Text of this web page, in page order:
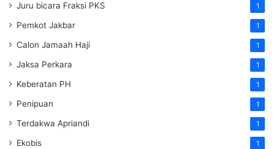
Juru bicara Fraksi PKS 1
Pemkot Jakbar 1
Calon Jamaah Haji 1
Jaksa Perkara 1
Keberatan PH 1
Penipuan 1
Terdakwa Apriandi 1
Ekobis 1